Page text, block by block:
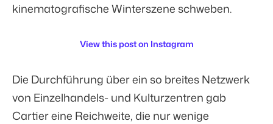
kinematografische Winterszene schweben.
View this post on Instagram
Die Durchführung über ein so breites Netzwerk
von Einzelhandels- und Kulturzentren gab
Cartier eine Reichweite, die nur wenige